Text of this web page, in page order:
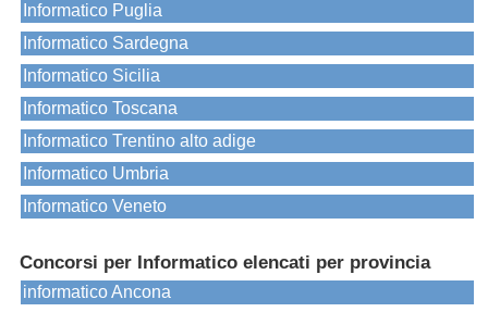
Informatico Puglia
Informatico Sardegna
Informatico Sicilia
Informatico Toscana
Informatico Trentino alto adige
Informatico Umbria
Informatico Veneto
Concorsi per Informatico elencati per provincia
informatico Ancona